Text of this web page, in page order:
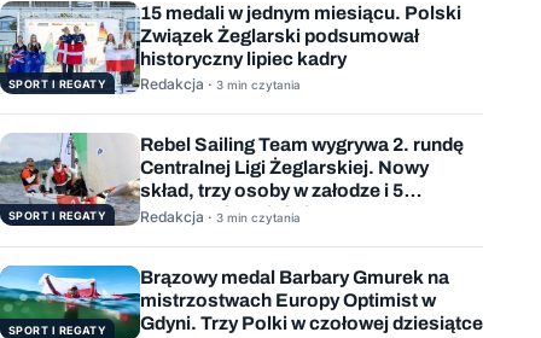
SPORT I REGATY
15 medali w jednym miesiącu. Polski
Związek Żeglarski podsumował
historyczny lipiec kadry
Redakcja · 3 min czytania
SPORT I REGATY
Rebel Sailing Team wygrywa 2. rundę
Centralnej Ligi Żeglarskiej. Nowy
skład, trzy osoby w załodze i 5
wygranych wyścigów
Redakcja · 3 min czytania
SPORT I REGATY
Brązowy medal Barbary Gmurek na
mistrzostwach Europy Optimist w
Gdyni. Trzy Polki w czołowej dziesiątce